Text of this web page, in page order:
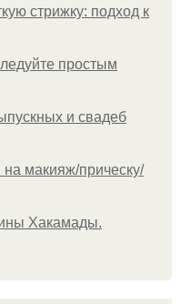
стрижку: подход к
простым
и свадеб
макияж/прическу/
Хакамады.